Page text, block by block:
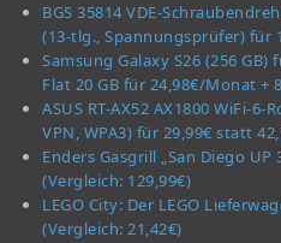
BGS 35814 VDE-
(13-tlg., Spannungsprüfer) für
Samsung Galaxy S26 (256
Flat 20 GB für 24,98€/Monat +
ASUS RT-AX52 AX1800 WiFi-
VPN, WPA3) für 29,99€ statt
Enders Gasgrill „San Diego UP
(Vergleich: 129,99€)
LEGO City: Der LEGO
(Vergleich: 21,42€)